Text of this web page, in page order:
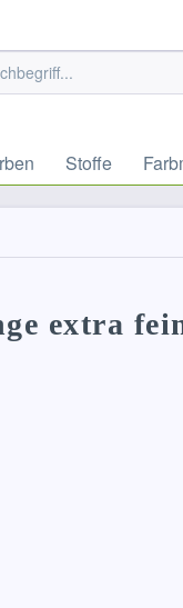
Stoffe
extra